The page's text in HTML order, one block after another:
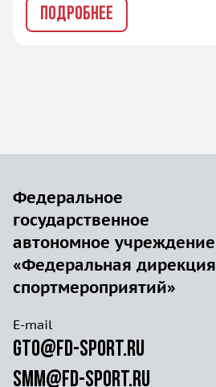
ПОДРОБНЕЕ
Федеральное
государственное
автономное учреждение
«Федеральная дирекция
спортмероприятий»
E-mail
gto@fd-sport.ru
smm@fd-sport.ru